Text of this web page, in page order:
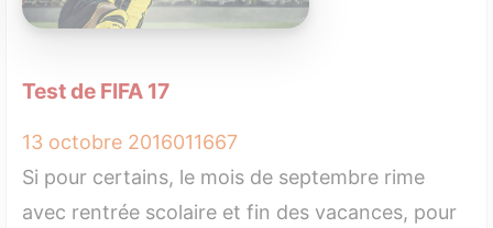
Test de FIFA 17
13 octobre 2016011667
Si pour certains, le mois de septembre rime
avec rentrée scolaire et fin des vacances, pour